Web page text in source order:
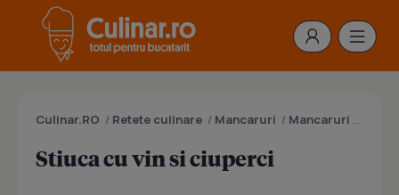
Culinar.RO / Retete culinare / Mancaruri / Mancaruri cu peste
Stiuca cu vin si ciuperci